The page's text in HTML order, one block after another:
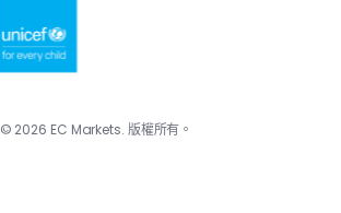
© 2026 EC Markets. 版權所有。